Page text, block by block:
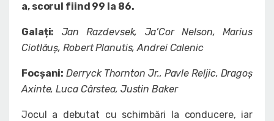
a, scorul fiind 99 la 86.
Galați:
Jan Razdevsek, Ja’Cor Nelson, Marius
Ciotlăuș, Robert Planutis, Andrei Calenic
Focșani: Derryck Thornton Jr., Pavle Reljic, Dragoș
Axinte, Luca Cârstea, Justin Baker
Jocul a debutat cu schimbări la conducere, iar